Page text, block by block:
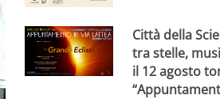
Città della
tra stelle,
il 12 agosto